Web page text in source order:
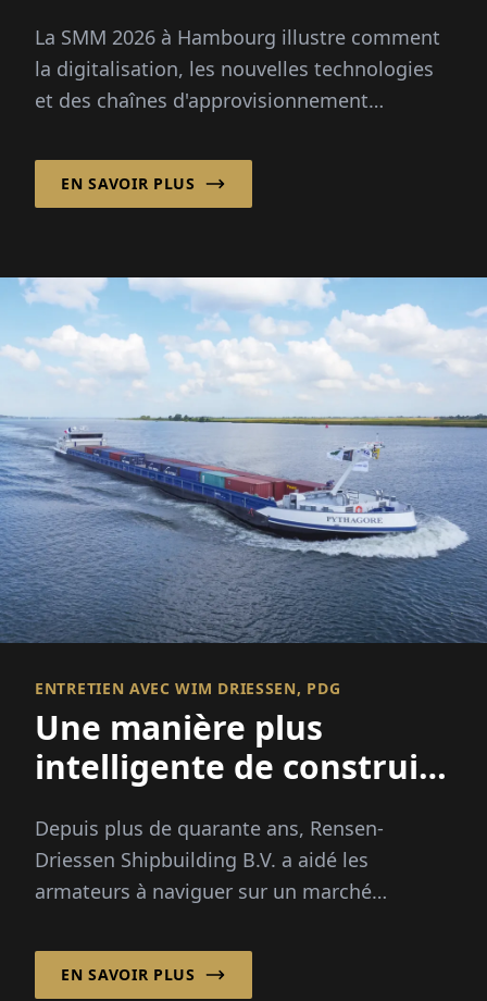
maritime se réinvente
La SMM 2026 à Hambourg illustre comment
la digitalisation, les nouvelles technologies
et des chaînes d'approvisionnement
maritime et son avenir.
EN SAVOIR PLUS
ENTRETIEN AVEC WIM DRIESSEN, PDG
Une manière plus
intelligente de construire
Depuis plus de quarante ans, Rensen-
Driessen Shipbuilding B.V. a aidé les
armateurs à naviguer sur un marché
combinant une conception de navires
personnalisée avec un modèle
EN SAVOIR PLUS